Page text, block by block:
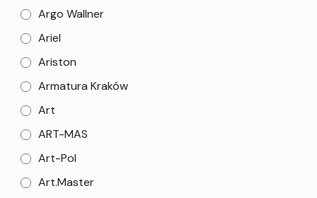
Argo Wallner
Ariel
Ariston
Armatura Kraków
Art
ART-MAS
Art-Pol
Art.Master